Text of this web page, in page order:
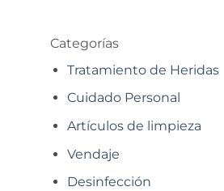
Categorías
Tratamiento de Heridas
Cuidado Personal
Artículos de limpieza
Vendaje
Desinfección